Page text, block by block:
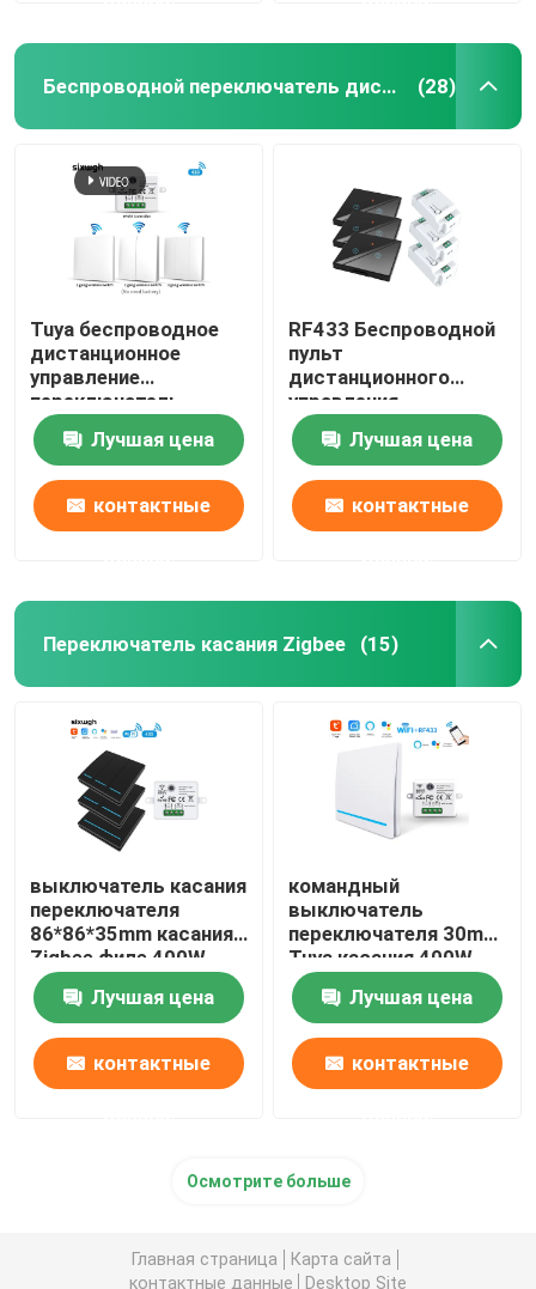
Беспроводной переключатель дистанционного управления (28)
Tuya беспроводное
дистанционное
управление
переключатель
контроллер и
приемник совпадают
с Tuya модуль
поддержка Google
Alexa голосового
Лучшая цена
контактные
RF433 Беспроводной
пульт
дистанционного
управления
переключатель с
кристаллической
стеклянной панелью
сенсорный
переключатель с 10A
Лучшая цена
контактные
Переключатель касания Zigbee (15)
выключатель касания
переключателя
86*86*35mm касания
Zigbee филе 400W
стеклянный
Лучшая цена
контактные
командный
выключатель
переключателя 30m
Tuya касания 400W
Zigbee беспроводной
Лучшая цена
контактные
Осмотрите больше
Главная страница
Карта сайта
контактные данные
Desktop Site